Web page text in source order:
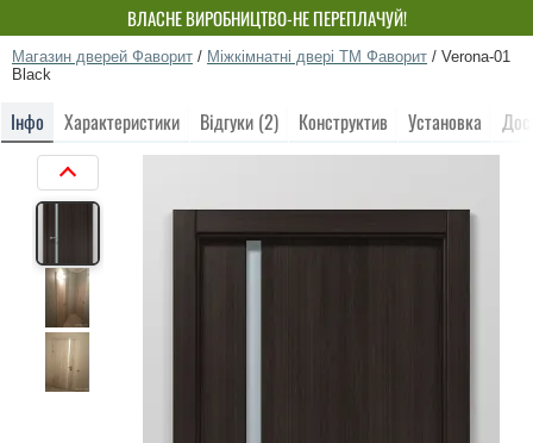
ВЛАСНЕ ВИРОБНИЦТВО-НЕ ПЕРЕПЛАЧУЙ!
Магазин дверей Фаворит / Міжкімнатні двері ТМ Фаворит / Verona-01
Black
Інфо Характеристики Відгуки (2) Конструктив Установка